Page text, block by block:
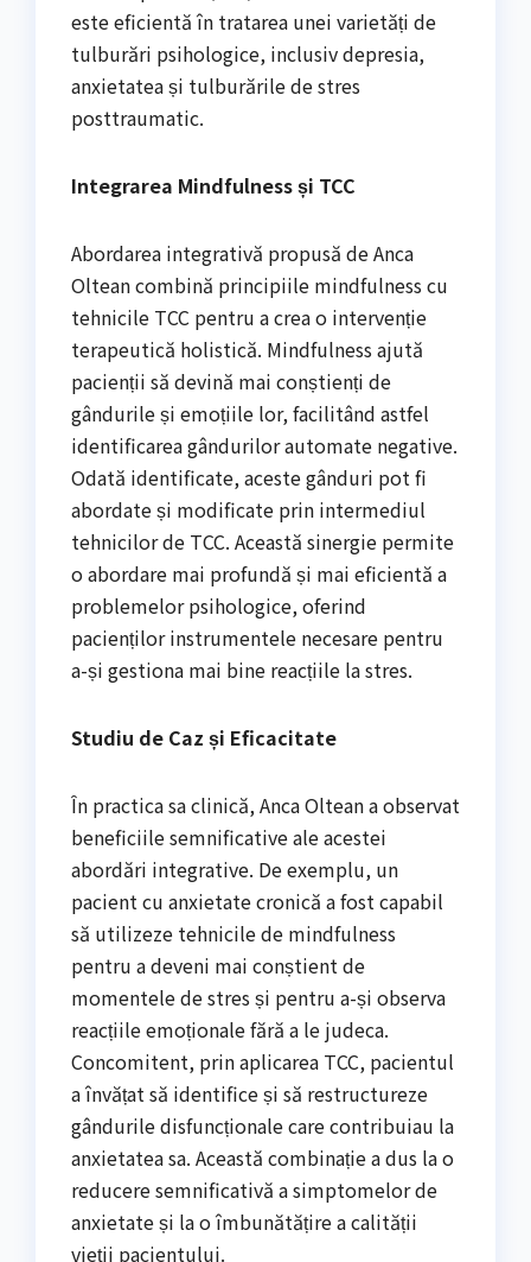
este eficientă în tratarea unei varietăți de
tulburări psihologice, inclusiv depresia,
anxietatea și tulburările de stres
posttraumatic.
Integrarea Mindfulness și TCC
Abordarea integrativă propusă de Anca
Oltean combină principiile mindfulness cu
tehnicile TCC pentru a crea o intervenție
terapeutică holistică. Mindfulness ajută
pacienții să devină mai conștienți de
gândurile și emoțiile lor, facilitând astfel
identificarea gândurilor automate negative.
Odată identificate, aceste gânduri pot fi
abordate și modificate prin intermediul
tehnicilor de TCC. Această sinergie permite
o abordare mai profundă și mai eficientă a
problemelor psihologice, oferind
pacienților instrumentele necesare pentru
a-și gestiona mai bine reacțiile la stres.
Studiu de Caz și Eficacitate
În practica sa clinică, Anca Oltean a observat
beneficiile semnificative ale acestei
abordări integrative. De exemplu, un
pacient cu anxietate cronică a fost capabil
să utilizeze tehnicile de mindfulness
pentru a deveni mai conștient de
momentele de stres și pentru a-și observa
reacțiile emoționale fără a le judeca.
Concomitent, prin aplicarea TCC, pacientul
a învățat să identifice și să restructureze
gândurile disfuncționale care contribuiau la
anxietatea sa. Această combinație a dus la o
reducere semnificativă a simptomelor de
anxietate și la o îmbunătățire a calității
vieții pacientului.